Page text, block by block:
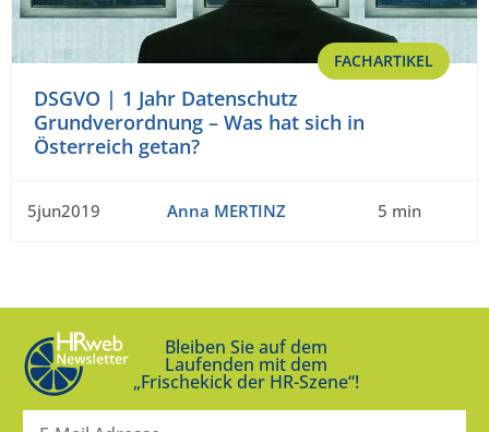
FACHARTIKEL
DSGVO | 1 Jahr Datenschutz
Grundverordnung – Was hat sich in
Österreich getan?
5jun2019 Anna MERTINZ 5 min
Bleiben Sie auf dem
Laufenden mit dem
„Frischekick der HR-Szene“!